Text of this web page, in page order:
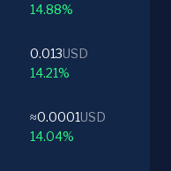
14.88%
0.013USD
14.21%
≈0.0001USD
14.04%